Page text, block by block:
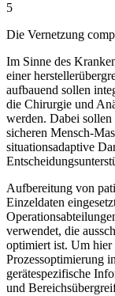
5
Die Vernetzung
Im Sinne des
einer
aufbauend sollen
die Chirurgie und
werden. Dabei
sicheren Mensch-
situationsadaptive
Aufbereitung von
Einzeldaten
verwendet, die
optimiert ist. Um
Prozessoptimierung
gerätespezifische
und